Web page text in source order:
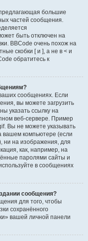
большие
частей сообщения.
быть отключен на
BBCode очень похож на
скобки [ и ], а не в < и
обратитесь к
сообщениях. Если
вы можете загрузить
указать ссылку на
веб-сервере. Пример
Вы не можете указывать
вашем компьютере (если
ни на изображения, для
как, например, на
паролями сайты и
в сообщениях
сообщения?
для того, чтобы
сохранённого
вашей личной панели